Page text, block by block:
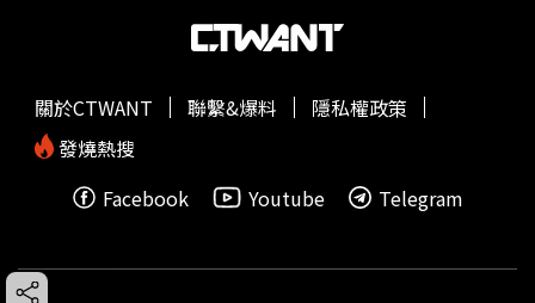
關於CTWANT 聯繫&爆料
隱私權政策
發燒熱搜
Facebook
Youtube Telegram